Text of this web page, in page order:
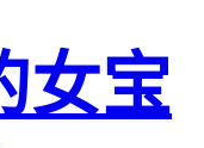
女宝